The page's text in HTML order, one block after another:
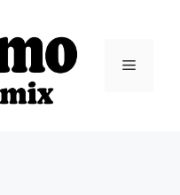
メ